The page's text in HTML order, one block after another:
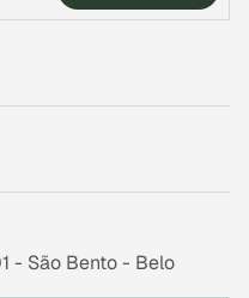
- São Bento - Belo